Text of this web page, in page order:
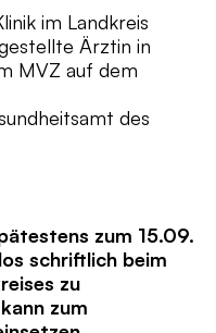
im Landkreis
Ärztin in
MVZ auf dem
des
zum 15.09.
schriftlich beim
zu
zum